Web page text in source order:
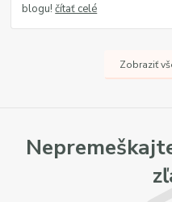
blogu!čítať celé
Zobraziť